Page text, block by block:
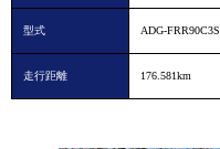
型式 ADG-FRR90C3S
走行距離 176.581km